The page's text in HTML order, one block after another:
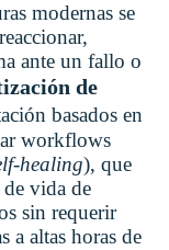
modernas se
ante un fallo o
de
basados en
workflows
healing), que
vida de
sin requerir
a altas horas de